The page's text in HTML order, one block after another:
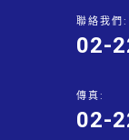
聯絡我們:
02-
傳真:
02-